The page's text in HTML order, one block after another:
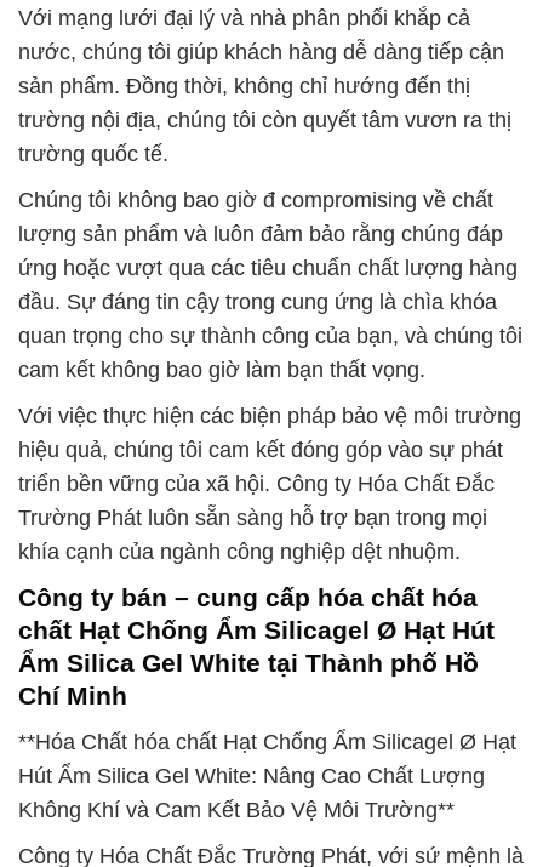
Với mạng lưới đại lý và nhà phân phối khắp cả
nước, chúng tôi giúp khách hàng dễ dàng tiếp cận
sản phẩm. Đồng thời, không chỉ hướng đến thị
trường nội địa, chúng tôi còn quyết tâm vươn ra thị
trường quốc tế.
Chúng tôi không bao giờ đ compromising về chất
lượng sản phẩm và luôn đảm bảo rằng chúng đáp
ứng hoặc vượt qua các tiêu chuẩn chất lượng hàng
đầu. Sự đáng tin cậy trong cung ứng là chìa khóa
quan trọng cho sự thành công của bạn, và chúng tôi
cam kết không bao giờ làm bạn thất vọng.
Với việc thực hiện các biện pháp bảo vệ môi trường
hiệu quả, chúng tôi cam kết đóng góp vào sự phát
triển bền vững của xã hội. Công ty Hóa Chất Đắc
Trường Phát luôn sẵn sàng hỗ trợ bạn trong mọi
khía cạnh của ngành công nghiệp dệt nhuộm.
Công ty bán – cung cấp hóa chất hóa
chất Hạt Chống Ẩm Silicagel Ø Hạt Hút
Ẩm Silica Gel White tại Thành phố Hồ
Chí Minh
**Hóa Chất hóa chất Hạt Chống Ẩm Silicagel Ø Hạt
Hút Ẩm Silica Gel White: Nâng Cao Chất Lượng
Không Khí và Cam Kết Bảo Vệ Môi Trường**
Công ty Hóa Chất Đắc Trường Phát, với sứ mệnh là